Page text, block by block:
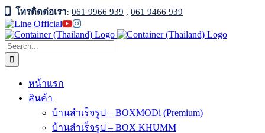
Skip
to
content
โทรติดต่อเรา: 061 9966 939 , 061 9466 939
Facebook
Line
Official
YouTube
Instagram
Search
for:
หน้าแรก
สินค้า
บ้านสำเร็จรูป – BOXMODi (Premium)
บ้านสำเร็จรูป – BOX KHUMM